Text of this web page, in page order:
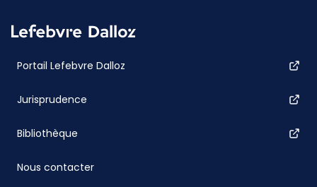
Portail Lefebvre Dalloz
Jurisprudence
Bibliothèque
Nous contacter